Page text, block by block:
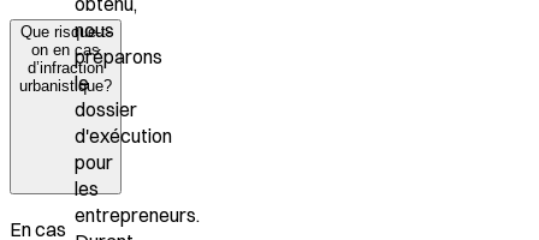
Que risque-t-
on en cas
d’infraction
urbanistique?
En cas
nous
préparons
le
dossier
d'exécution
pour
les
entrepreneurs.